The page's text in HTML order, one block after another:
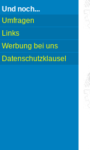
Und noch...
Umfragen
Links
Werbung bei uns
Datenschutzklausel